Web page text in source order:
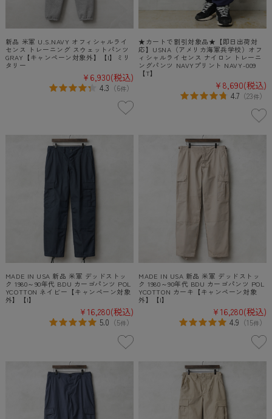
新品 米軍 U.S.NAVY オフィシャルライ
センス トレーニング スウェットパンツ
GRAY【キャンペーン対象外】【I】ミリ
タリー
¥6,930(税込)
4.3 （6件）
★カートで割引対象品★【即日出荷対
応】USNA（アメリカ海軍兵学校）オフ
ィシャルライセンス ナイロン トレーニ
ングパンツ NAVYプリント NAVY-009
【T】
¥8,690(税込)
4.7 （23件）
MADE IN USA 新品 米軍 デッドストッ
ク 1980～90年代 BDU カーゴパンツ POL
YCOTTON ネイビー【キャンペーン対象
外】【I】
¥16,280(税込)
5.0 （5件）
MADE IN USA 新品 米軍 デッドストッ
ク 1980～90年代 BDU カーゴパンツ POL
YCOTTON カーキ【キャンペーン対象
外】【I】
¥16,280(税込)
4.9 （15件）